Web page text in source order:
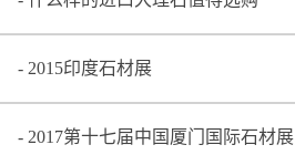
2015印度石材展
2017第十七届中国厦门国际石材展览会